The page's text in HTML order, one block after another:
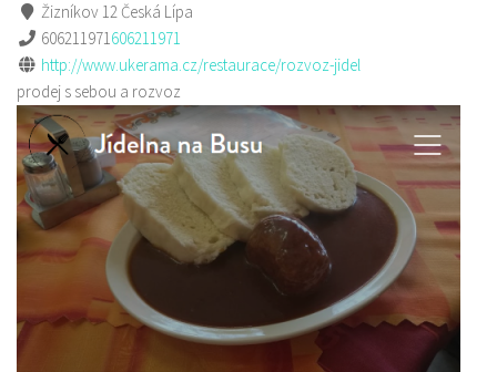
Žizníkov 12 Česká Lípa
606211971606211971
http://www.ukerama.cz/restaurace/rozvoz-jidel
prodej s sebou a rozvoz